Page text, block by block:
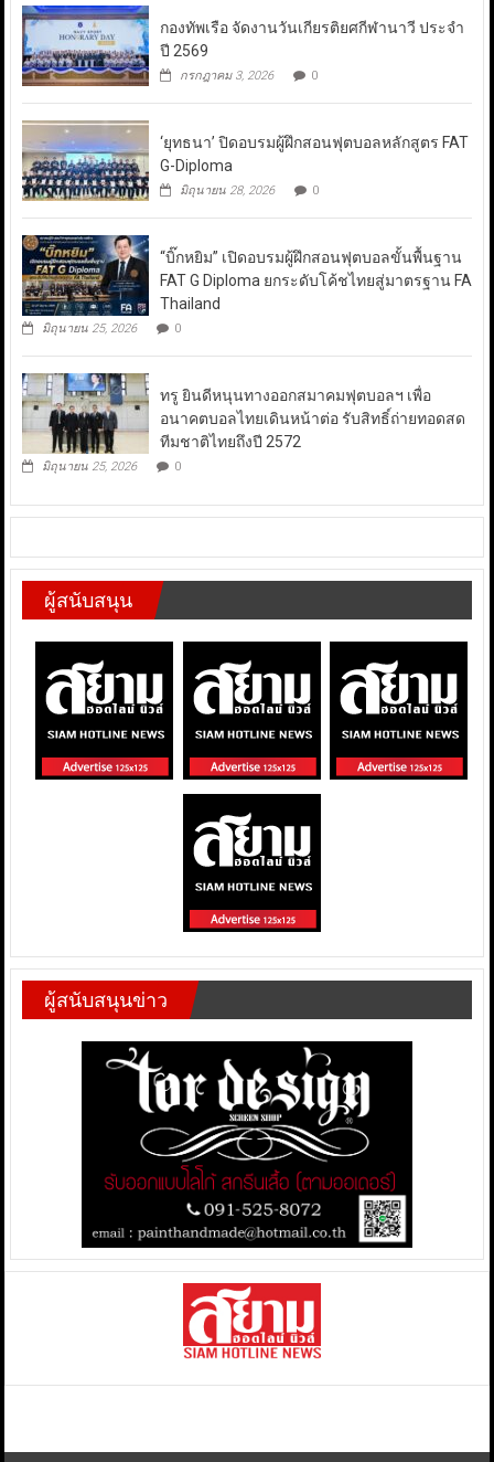
กองทัพเรือ จัดงานวันเกียรติยศกีฬานาวี ประจำ
ปี 2569
กรกฎาคม 3, 2026 0
‘ยุทธนา’ ปิดอบรมผู้ฝึกสอนฟุตบอลหลักสูตร FAT
G-Diploma
มิถุนายน 28, 2026 0
“บิ๊กหยิม” เปิดอบรมผู้ฝึกสอนฟุตบอลขั้นพื้นฐาน
FAT G Diploma ยกระดับโค้ชไทยสู่มาตรฐาน FA
Thailand
มิถุนายน 25, 2026 0
ทรู ยินดีหนุนทางออกสมาคมฟุตบอลฯ เพื่อ
อนาคตบอลไทยเดินหน้าต่อ รับสิทธิ์ถ่ายทอดสด
ทีมชาติไทยถึงปี 2572
มิถุนายน 25, 2026 0
ผู้สนับสนุน
ผู้สนับสนุนข่าว